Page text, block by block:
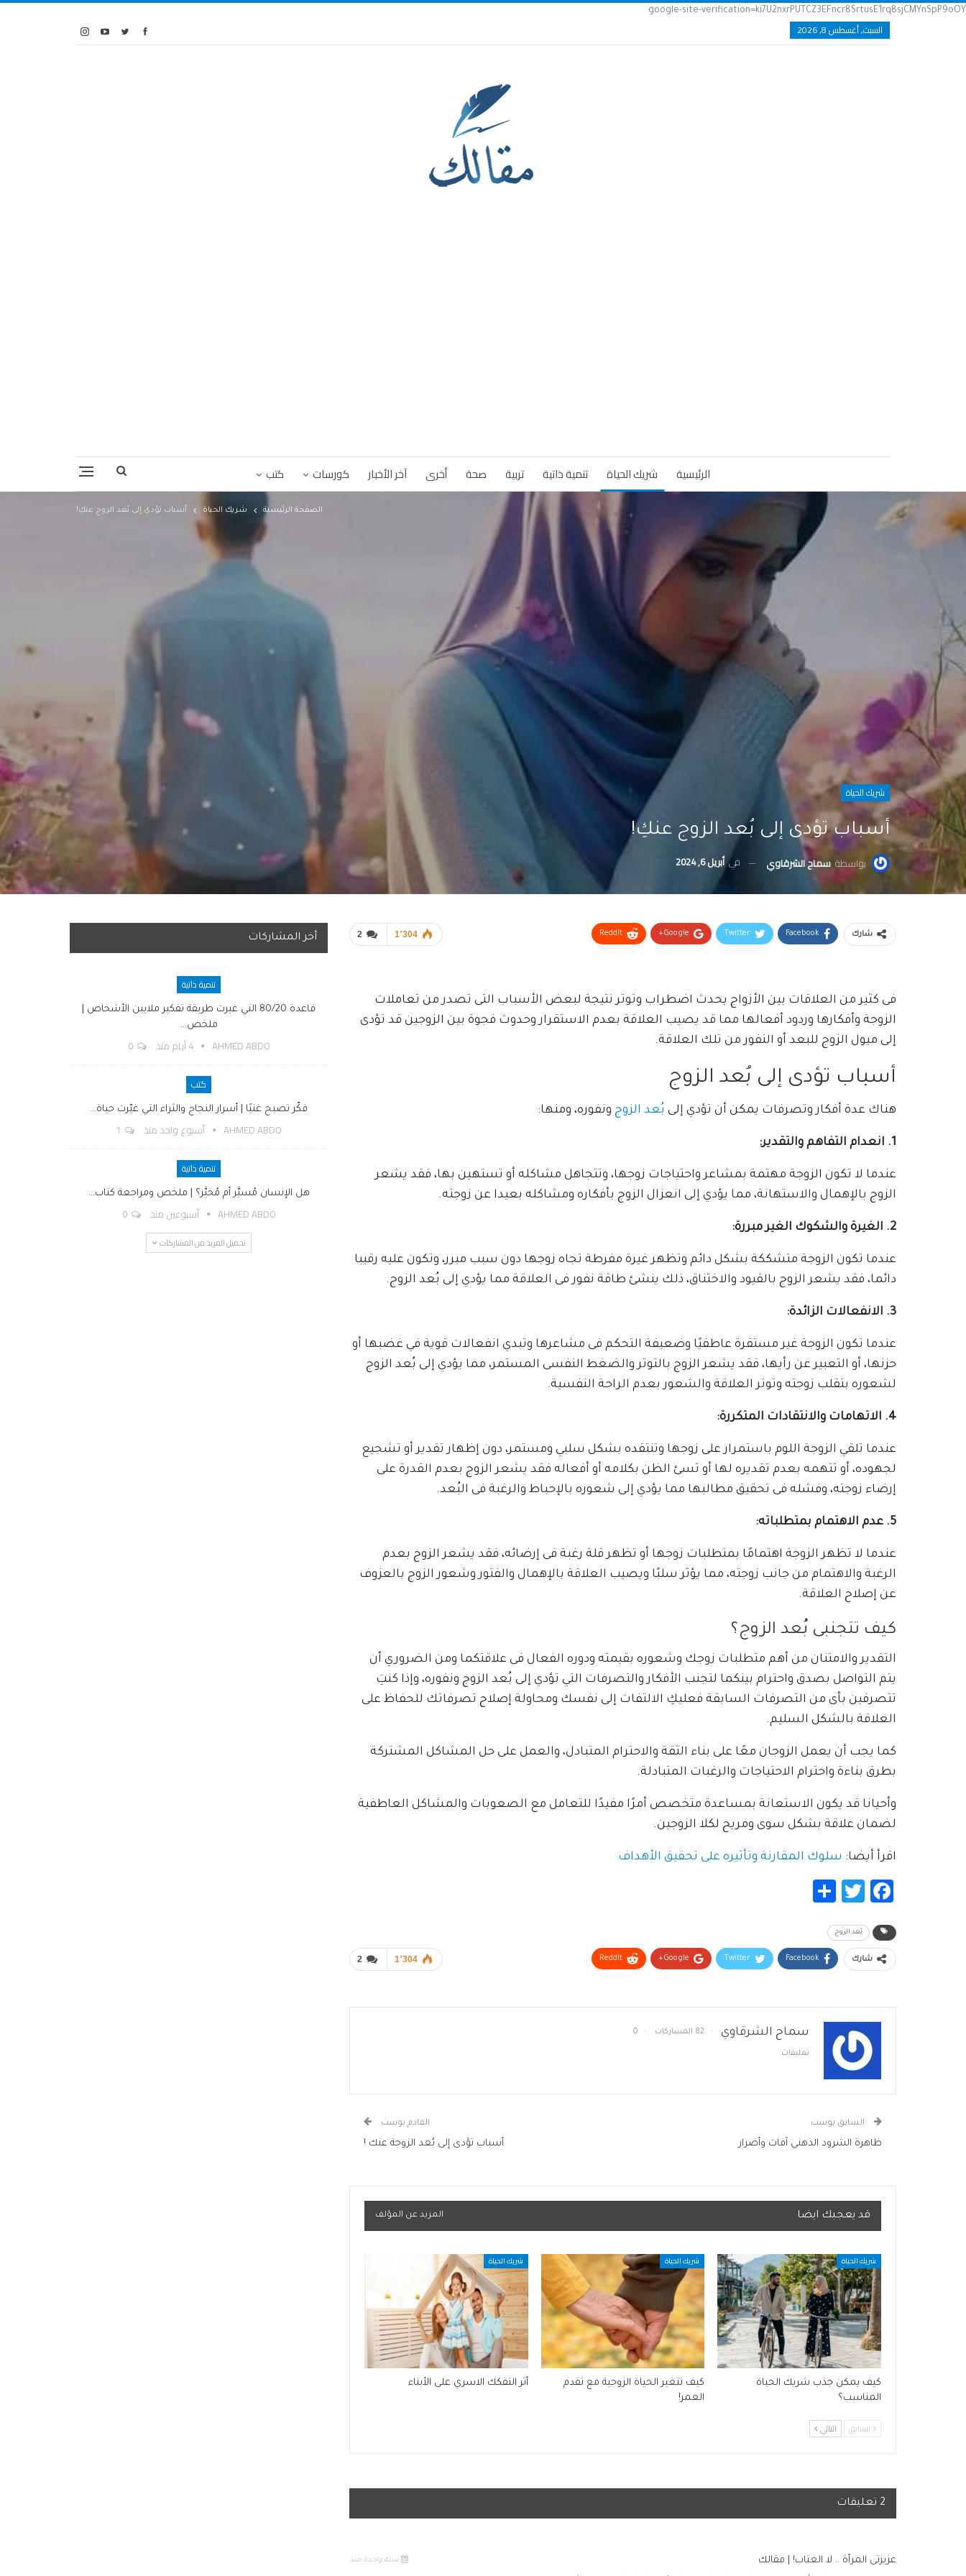
google-site-verification=ki7U2nxrPUTCZ3EFncr8SrtusE1rq8sjCMYnSpP9oOY
السبت, أغسطس 8, 2026
الرئيسية شريك الحياة تنمية ذاتية تربية صحة أخرى آخر الأخبار كورسات كتب
الصفحة الرئيسية شريك الحياة أسباب تؤدى إلى بُعد الزوج عنكِ!
شريك الحياة
أسباب تؤدى إلى بُعد الزوج عنكِ!
بواسطةسماح الشرقاوي فيأبريل 6, 2024
2 1٬304 شارك Facebook
Twitter
Google+
ReddIt
فى كثير من العلاقات بين الأزواج يحدث اضطراب وتوتر نتيجة لبعض الأسباب التى تصدر من تعاملات
الزوجة وأفكارها وردود أفعالها مما قد يصيب العلاقة بعدم الاستقرار وحدوث فجوة بين الزوجين قد تؤدى
إلى ميول الزوج للبعد أو النفور من تلك العلاقة.
أسباب تؤدى إلى بُعد الزوج
هناك عدة أفكار وتصرفات يمكن أن تؤدي إلى بُعد الزوج ونفوره، ومنها:
1. انعدام التفاهم والتقدير:
عندما لا تكون الزوجة مهتمة بمشاعر واحتياجات زوجها، وتتجاهل مشاكله أو تستهين بها، فقد يشعر
الزوج بالإهمال والاستهانة، مما يؤدي إلى انعزال الزوج بأفكاره ومشاكله بعيدا عن زوجته.
2. الغيرة والشكوك الغير مبررة:
عندما تكون الزوجة متشككة بشكل دائم وتظهر غيرة مفرطة تجاه زوجها دون سبب مبرر، وتكون عليه رقيبا
دائما، فقد يشعر الزوج بالقيود والاختناق، ذلك ينشئ طاقة نفور فى العلاقة مما يؤدي إلى بُعد الزوج.
3. الانفعالات الزائدة:
عندما تكون الزوجة غير مستقرة عاطفيًا وضعيفة التحكم فى مشاعرها وتبدي انفعالات قوية في غضبها أو
حزنها، أو التعبير عن رأيها، فقد يشعر الزوج بالتوتر والضغط النفسى المستمر، مما يؤدي إلى بُعد الزوج
لشعوره بتقلب زوجته وتوتر العلاقة والشعور بعدم الراحة النفسية.
4. الاتهامات والانتقادات المتكررة:
عندما تلقي الزوجة اللوم باستمرار على زوجها وتنتقده بشكل سلبي ومستمر، دون إظهار تقدير أو تشجيع
لجهوده، أو تتهمه بعدم تقديره لها أو تسئ الظن بكلامه أو أفعاله فقد يشعر الزوج بعدم القدرة على
إرضاء زوجته، وفشله فى تحقيق مطالبها مما يؤدي إلى شعوره بالإحباط والرغبة فى البُعد.
5. عدم الاهتمام بمتطلباته:
عندما لا تظهر الزوجة اهتمامًا بمتطلبات زوجها أو تظهر قلة رغبة فى إرضائه، فقد يشعر الزوج بعدم
الرغبة والاهتمام من جانب زوجته، مما يؤثر سلبًا ويصيب العلاقة بالإهمال والفتور وشعور الزوج بالعزوف
عن إصلاح العلاقة.
كيف تتجنبى بُعد الزوج؟
التقدير والامتنان من أهم متطلبات زوجك وشعوره بقيمته ودوره الفعال فى علاقتكما ومن الضروري أن
يتم التواصل بصدق واحترام بينكما لتجنب الأفكار والتصرفات التي تؤدي إلى بُعد الزوج ونفوره، وإذا كنتِ
تتصرفين بأى من التصرفات السابقة فعليكِ الالتفات إلى نفسك ومحاولة إصلاح تصرفاتك للحفاظ على
العلاقة بالشكل السليم.
كما يجب أن يعمل الزوجان معًا على بناء الثقة والاحترام المتبادل، والعمل على حل المشاكل المشتركة
بطرق بناءة واحترام الاحتياجات والرغبات المتبادلة.
وأحيانا قد يكون الاستعانة بمساعدة متخصص أمرًا مفيدًا للتعامل مع الصعوبات والمشاكل العاطفية
لضمان علاقة بشكل سوى ومريح لكلا الزوجين.
اقرأ أيضا: سلوك المقارنة وتأثيره على تحقيق الأهداف
Facebook
Twitter
بُعد الزوج
2 1٬304 شارك Facebook
Twitter
Google+
ReddIt
سماح الشرقاوي 82 المشاركات 0
تعليقات
السابق بوست
ظاهرة الشرود الذهني آفات وأضرار
القادم بوست
أسباب تؤدى إلى بُعد الزوجة عنك !
قد يعجبك ايضا المزيد عن المؤلف
شريك الحياة
كيف يمكن جذب شريك الحياة
المناسب؟
شريك الحياة
كيف تتغير الحياة الزوجية مع تقدم
العمر!
شريك الحياة
أثر التفكك الاسري على الأبناء
السابق التالي
2 تعليقات
عزيزتى المرأة .. لا العتاب! | مقالك سنة واحدة منذ
أخر المشاركات
تنمية ذاتية
قاعدة 80/20 التي غيرت طريقة تفكير ملايين الأشخاص |
ملخص…
AHMED ABDO 4 أيام منذ 0
كتب
فكّر تصبح غنيًا | أسرار النجاح والثراء التي غيّرت حياة…
AHMED ABDO أسبوع واحد منذ
تنمية ذاتية
هل الإنسان مُسيَّر أم مُخيَّر؟ | ملخص ومراجعة كتاب…
AHMED ABDO أسبوعين منذ 0
تحميل المزيد من المشاركات